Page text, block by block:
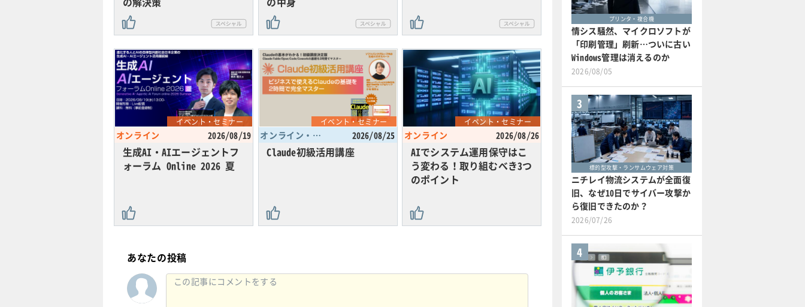
イベント・セミナー
オンライン 2026/08/19
生成AI・AIエージェントフ
ォーラム Online 2026 夏
イベント・セミナー
オンライン・東京都 2026/08/25
Claude初級活用講座
イベント・セミナー
オンライン 2026/08/26
AIでシステム運用保守はこ
う変わる！取り組むべき3つ
のポイント
あなたの投稿
プリンタ・複合機
情シス騒然、マイクロソフトが
「印刷管理」刷新…ついに古い
Windows管理は消えるのか
2026/08/05
3
標的型攻撃・ランサムウェア対策
ニチレイ物流システムが全面復
旧、なぜ10日でサイバー攻撃か
ら復旧できたのか？
2026/07/26
4